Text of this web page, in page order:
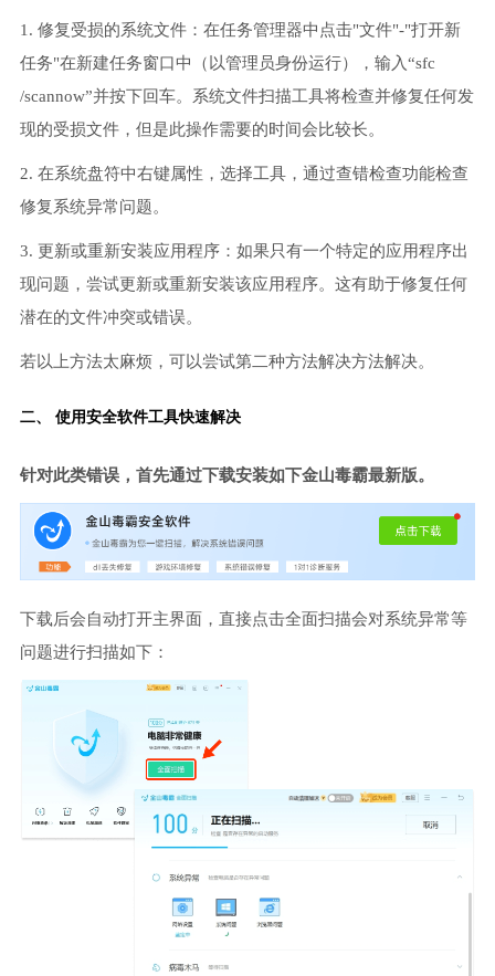
1. 修复受损的系统文件：在任务管理器中点击"文件"-"打开新
任务"在新建任务窗口中（以管理员身份运行），输入“sfc
/scannow”并按下回车。系统文件扫描工具将检查并修复任何发
现的受损文件，但是此操作需要的时间会比较长。
2. 在系统盘符中右键属性，选择工具，通过查错检查功能检查
修复系统异常问题。
3. 更新或重新安装应用程序：如果只有一个特定的应用程序出
现问题，尝试更新或重新安装该应用程序。这有助于修复任何
潜在的文件冲突或错误。
若以上方法太麻烦，可以尝试第二种方法解决方法解决。
二、 使用安全软件工具快速解决
针对此类错误，首先通过下载安装如下金山毒霸最新版。
下载后会自动打开主界面，直接点击全面扫描会对系统异常等
问题进行扫描如下：